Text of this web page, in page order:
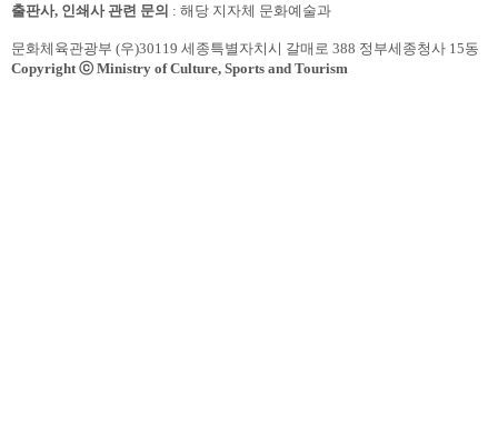
출판사, 인쇄사 관련 문의 : 해당 지자체 문화예술과
문화체육관광부 (우)30119 세종특별자치시 갈매로 388 정부세종청사 15동
Copyright ⓒ Ministry of Culture, Sports and Tourism